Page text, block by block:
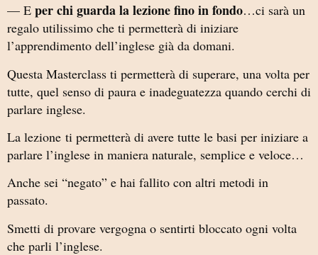
— E per chi guarda la lezione fino in fondo…ci sarà un
regalo utilissimo che ti permetterà di iniziare
l’apprendimento dell’inglese già da domani.
Questa Masterclass ti permetterà di superare, una volta per
tutte, quel senso di paura e inadeguatezza quando cerchi di
parlare inglese.
La lezione ti permetterà di avere tutte le basi per iniziare a
parlare l’inglese in maniera naturale, semplice e veloce…
Anche sei “negato” e hai fallito con altri metodi in
passato.
Smetti di provare vergogna o sentirti bloccato ogni volta
che parli l’inglese.